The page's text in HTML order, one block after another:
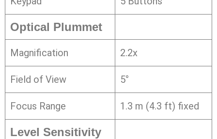
Optical Plummet
Magnification 2.2x
Field of View 5°
Focus Range 1.3 m (4.3 ft) fixed
Level Sensitivity